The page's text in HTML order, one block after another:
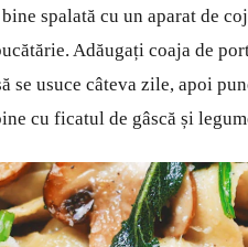
spalată cu un aparat de
Adăugați coaja de
se usuce câteva zile, apoi
cu ficatul de gâscă și